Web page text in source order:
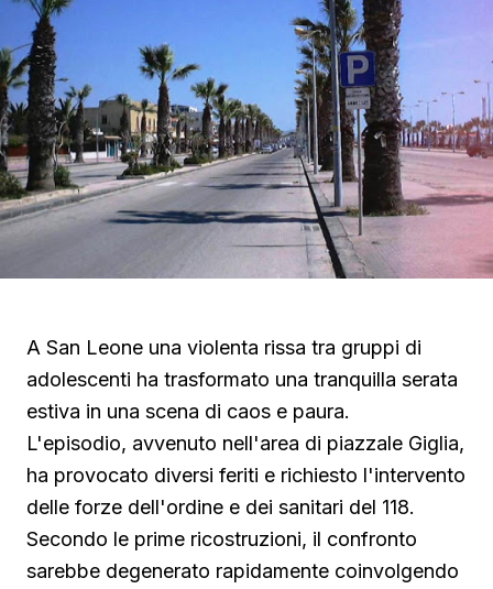
A San Leone una violenta rissa tra gruppi di
adolescenti ha trasformato una tranquilla serata
estiva in una scena di caos e paura.
L'episodio, avvenuto nell'area di piazzale Giglia,
ha provocato diversi feriti e richiesto l'intervento
delle forze dell'ordine e dei sanitari del 118.
Secondo le prime ricostruzioni, il confronto
sarebbe degenerato rapidamente coinvolgendo